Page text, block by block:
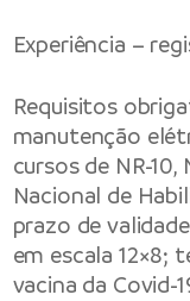
Experiência –
Requisitos
manutenção
cursos de NR-10,
Nacional de
prazo de
em escala 12×8;
vacina da Covid-